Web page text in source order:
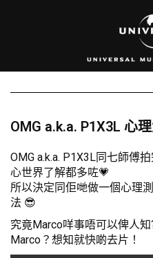
OMG a.k.a. P1X3L 心
OMG a.k.a. P1X3L同七師傅
心世界了解都多咗💗
所以決定同佢哋做一個心理
法 😎
究竟Marco咩事唔可以俾人
Marco？想知就快啲去片！